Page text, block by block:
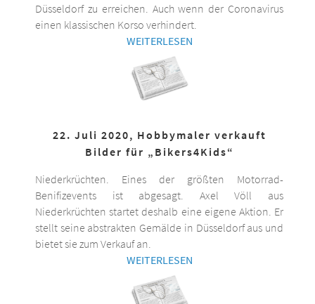
Düsseldorf zu erreichen. Auch wenn der Coronavirus
einen klassischen Korso verhindert.
WEITERLESEN
22. Juli 2020, Hobbymaler verkauft
Bilder für „Bikers4Kids“
Niederkrüchten. Eines der größten Motorrad-
Benifizevents ist abgesagt. Axel Völl aus
Niederkrüchten startet deshalb eine eigene Aktion. Er
stellt seine abstrakten Gemälde in Düsseldorf aus und
bietet sie zum Verkauf an.
WEITERLESEN